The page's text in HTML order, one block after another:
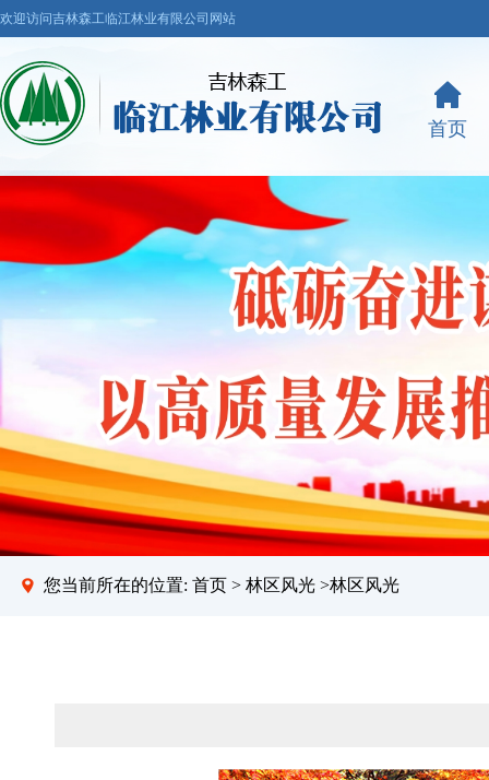
欢迎访问吉林森工临江林业有限公司网站
首页
您当前所在的位置: 首页 > 林区风光 >林区风光